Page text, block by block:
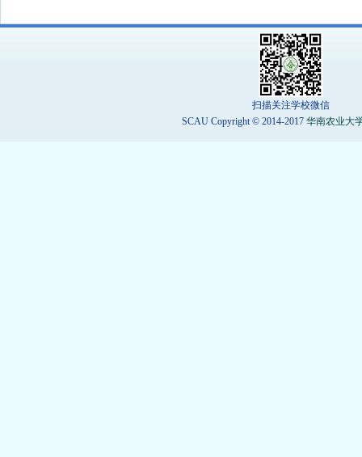
扫描关注学校微信
SCAU Copyright © 2014-2017 华南农业大